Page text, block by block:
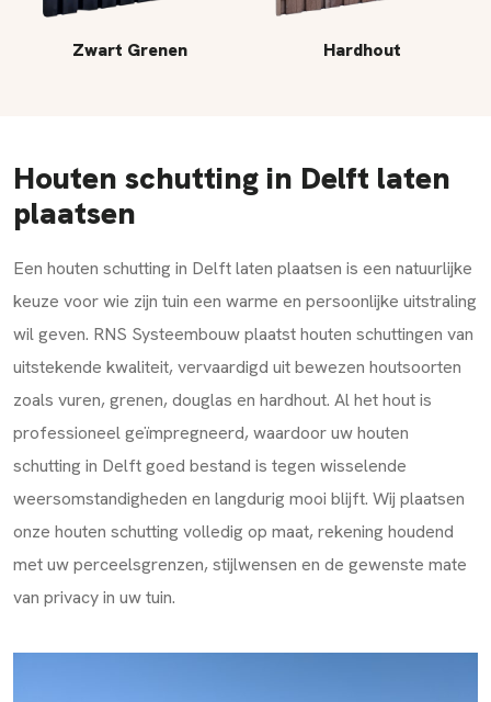
Zwart Grenen Hardhout
Houten schutting in Delft laten
plaatsen
Een houten schutting in Delft laten plaatsen is een natuurlijke
keuze voor wie zijn tuin een warme en persoonlijke uitstraling
wil geven. RNS Systeembouw plaatst houten schuttingen van
uitstekende kwaliteit, vervaardigd uit bewezen houtsoorten
zoals vuren, grenen, douglas en hardhout. Al het hout is
professioneel geïmpregneerd, waardoor uw houten
schutting in Delft goed bestand is tegen wisselende
weersomstandigheden en langdurig mooi blijft. Wij plaatsen
onze houten schutting volledig op maat, rekening houdend
met uw perceelsgrenzen, stijlwensen en de gewenste mate
van privacy in uw tuin.